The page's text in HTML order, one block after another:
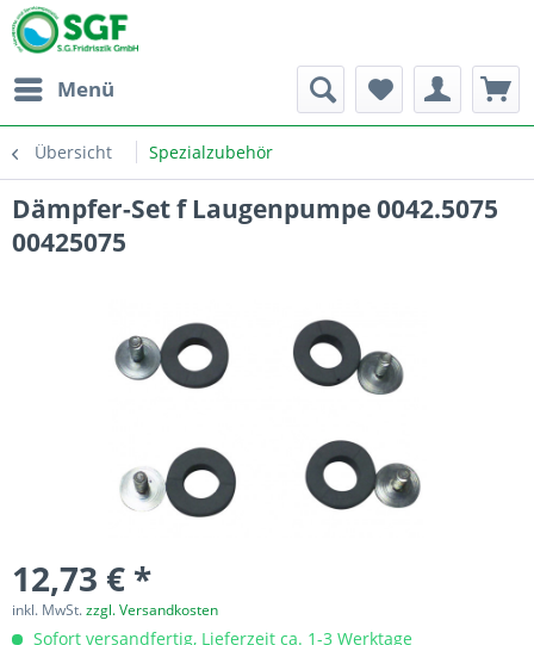
Menü
Übersicht Spezialzubehör
Dämpfer-Set f Laugenpumpe 0042.5075
00425075
12,73 € *
inkl. MwSt.zzgl. Versandkosten
Sofort versandfertig, Lieferzeit ca. 1-3 Werktage